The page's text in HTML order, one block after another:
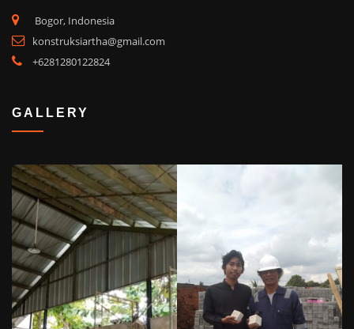
Bogor, Indonesia
konstruksiartha@gmail.com
+6281280122824
GALLERY